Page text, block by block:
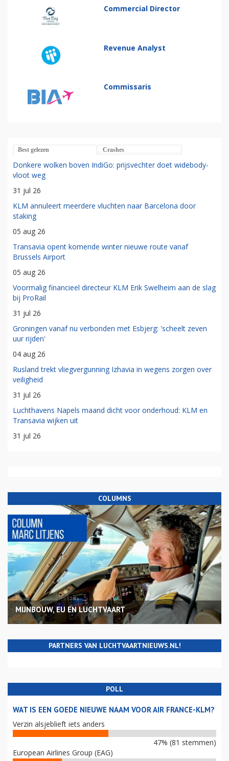
Commercial Director
Revenue Analyst
Commissaris
Best gelezen Crashes
Donkere wolken boven IndiGo: prijsvechter doet widebody-
vloot weg
31 jul 26
KLM annuleert meerdere vluchten naar Barcelona door
staking
05 aug 26
Transavia opent komende winter nieuwe route vanaf
Brussels Airport
05 aug 26
Voormalig financieel directeur KLM Erik Swelheim aan de slag
bij ProRail
31 jul 26
Groningen vanaf nu verbonden met Esbjerg: 'scheelt zeven
uur rijden'
04 aug 26
Rusland trekt vliegvergunning Izhavia in wegens zorgen over
veiligheid
31 jul 26
Luchthavens Napels maand dicht voor onderhoud: KLM en
Transavia wijken uit
31 jul 26
COLUMNS
MIJNBOUW, EU EN LUCHTVAART
PARTNERS VAN LUCHTVAARTNIEUWS.NL!
POLL
WAT IS EEN GOEDE NIEUWE NAAM VOOR AIR FRANCE-KLM?
Verzin alsjeblieft iets anders
47% (81 stemmen)
European Airlines Group (EAG)